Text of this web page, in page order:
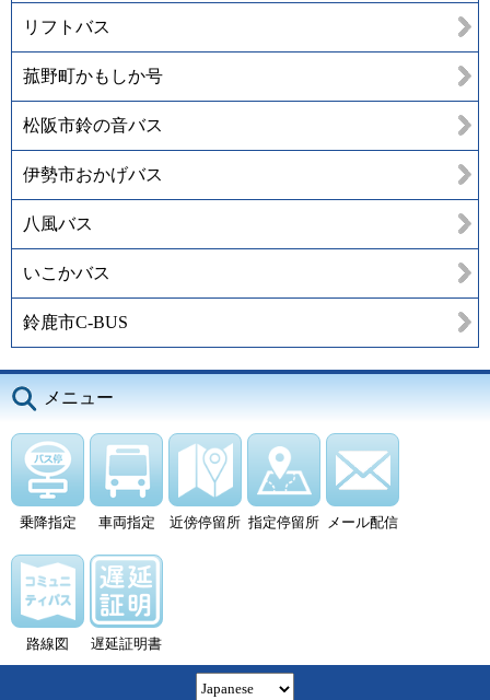
リフトバス
菰野町かもしか号
松阪市鈴の音バス
伊勢市おかげバス
八風バス
いこかバス
鈴鹿市C-BUS
メニュー
乗降指定 車両指定 近傍停留所 指定停留所 メール配信
路線図 遅延証明書